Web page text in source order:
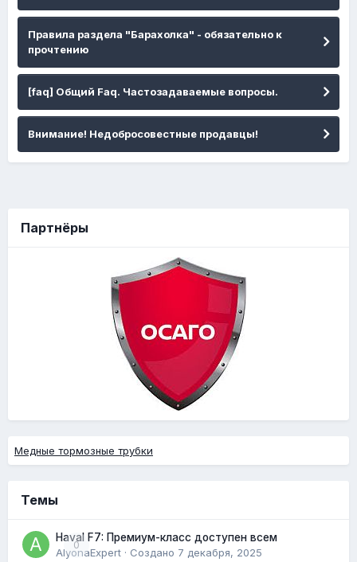
Правила раздела "Барахолка" - обязательно к
прочтению
[faq] Общий Faq. Частозадаваемые вопросы.
Внимание! Недобросовестные продавцы!
Партнёры
Медные тормозные трубки
Темы
0
Haval F7: Премиум-класс доступен всем
AlyonaExpert · Создано 7 декабря, 2025